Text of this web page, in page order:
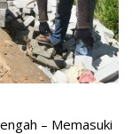
– Memasuki